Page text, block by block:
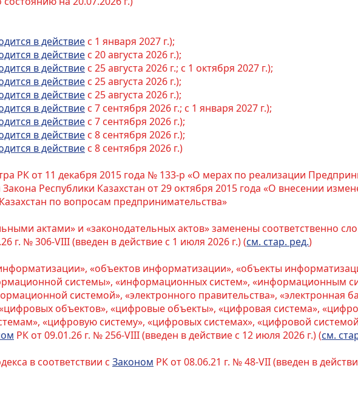
в действие с 1 января 2027 г.);
в действие с 20 августа 2026 г.);
в действие с 25 августа 2026 г.; с 1 октября 2027 г.);
в действие с 25 августа 2026 г.);
в действие с 25 августа 2026 г.);
в действие с 7 сентября 2026 г.; с 1 января 2027 г.);
в действие с 7 сентября 2026 г.);
в действие с 8 сентября 2026 г.);
в действие с 8 сентября 2026 г.)
РК от 11 декабря 2015 года № 133-р «О мерах по реализации
Закона Республики Казахстан от 29 октября 2015 года «О внесении
по вопросам предпринимательства»
актами» и «законодательных актов» заменены соответственно
г. № 306-VIII (введен в действие с 1 июля 2026 г.) (см. стар. ред.)
«объектов информатизации», «объекты
системы», «информационных систем», «информационным
системой», «электронного правительства», «электронная
объектов», «цифровые объекты», «цифровая система»,
«цифровую систему», «цифровых системах», «цифровой
РК от 09.01.26 г. № 256-VIII (введен в действие с 12 июля 2026 г.) (см.
в соответствии с Законом РК от 08.06.21 г. № 48-VII (введен в